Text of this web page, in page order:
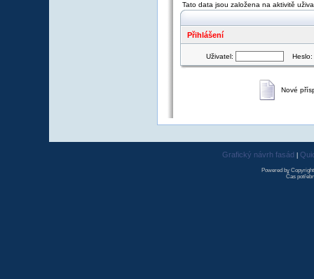
Tato data jsou založena na aktivitě
Přihlášení
Uživatel: Heslo:
Nové
Grafický návrh fasád
Powered by
Čas